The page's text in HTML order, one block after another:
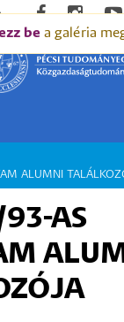
ALUMNI
AS
be a galéria